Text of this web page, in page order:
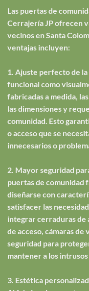
Las puertas de
Cerrajería JP ofrecen
vecinos en Santa
ventajas incluyen:
1. Ajuste perfecto de
funcional como
fabricadas a medida,
las dimensiones y
comunidad. Esto
o acceso que se
innecesarios o
2. Mayor seguridad
puertas de comunidad
diseñarse con
satisfacer las
integrar cerraduras de
de acceso, cámaras
seguridad para
mantener a los
3. Estética